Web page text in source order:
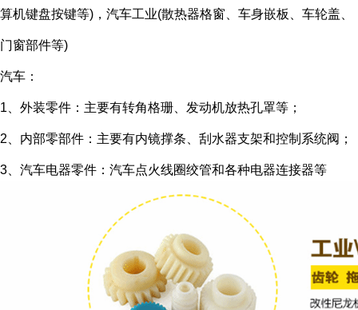
算机键盘按键等)，汽车工业(散热器格窗、车身嵌板、车轮盖、
门窗部件等)
汽车：
1、外装零件：主要有转角格珊、发动机放热孔罩等；
2、内部零部件：主要有内镜撑条、刮水器支架和控制系统阀；
3、汽车电器零件：汽车点火线圈绞管和各种电器连接器等